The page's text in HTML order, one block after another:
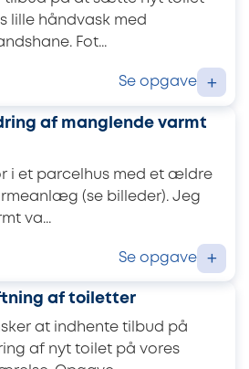
lille håndvask med
Fot...
Se opgave +
af manglende varmt
i et parcelhus med et ældre
(se billeder). Jeg
va...
Se opgave +
af toiletter
at indhente tilbud på
af nyt toilet på vores